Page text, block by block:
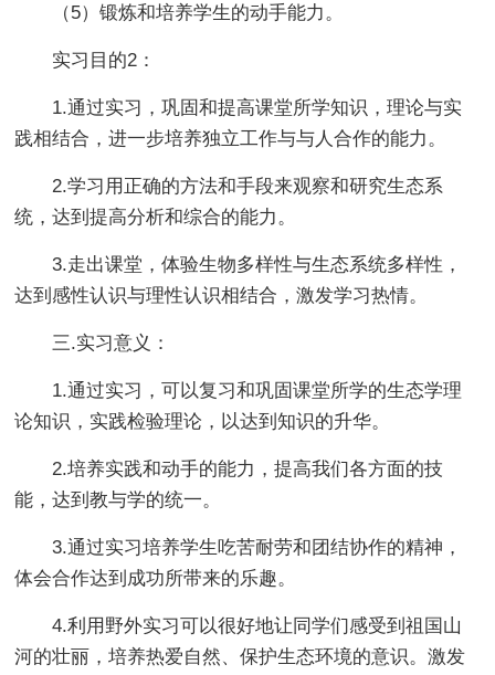
（5）锻炼和培养学生的动手能力。
实习目的2：
1.通过实习，巩固和提高课堂所学知识，理论与实
践相结合，进一步培养独立工作与与人合作的能力。
2.学习用正确的方法和手段来观察和研究生态系
统，达到提高分析和综合的能力。
3.走出课堂，体验生物多样性与生态系统多样性，
达到感性认识与理性认识相结合，激发学习热情。
三.实习意义：
1.通过实习，可以复习和巩固课堂所学的生态学理
论知识，实践检验理论，以达到知识的升华。
2.培养实践和动手的能力，提高我们各方面的技
能，达到教与学的统一。
3.通过实习培养学生吃苦耐劳和团结协作的精神，
体会合作达到成功所带来的乐趣。
4.利用野外实习可以很好地让同学们感受到祖国山
河的壮丽，培养热爱自然、保护生态环境的意识。激发